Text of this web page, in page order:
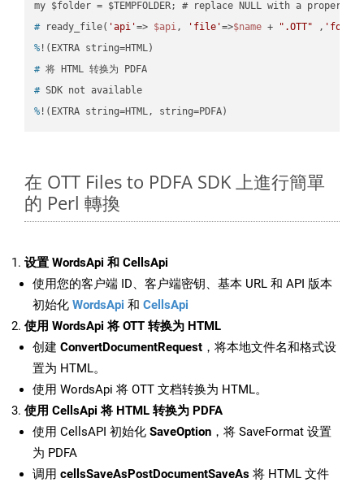
# ready_file( 'api'=> $api, 'file'=>$name + ".OTT" ,
% !(EXTRA string=HTML)
# 将 HTML 转换为 PDFA
# SDK not available
% !(EXTRA string=HTML, string=PDFA)
在 OTT Files to PDFA SDK 上進行簡單
的 Perl 轉換
设置 WordsApi 和 CellsApi
使用您的客户端 ID、客户端密钥、基本 URL 和 API 版本
初始化 WordsApi 和 CellsApi
使用 WordsApi 将 OTT 转换为 HTML
创建 ConvertDocumentRequest ，将本地文件名和格式设
置为 HTML。
使用 WordsApi 将 OTT 文档转换为 HTML。
使用 CellsApi 将 HTML 转换为 PDFA
使用 CellsAPI 初始化 SaveOption ，将 SaveFormat 设置
为 PDFA
调用 cellsSaveAsPostDocumentSaveAs 将 HTML 文件